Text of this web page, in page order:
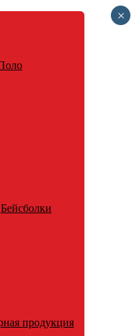
Бейсболки
продукция
×